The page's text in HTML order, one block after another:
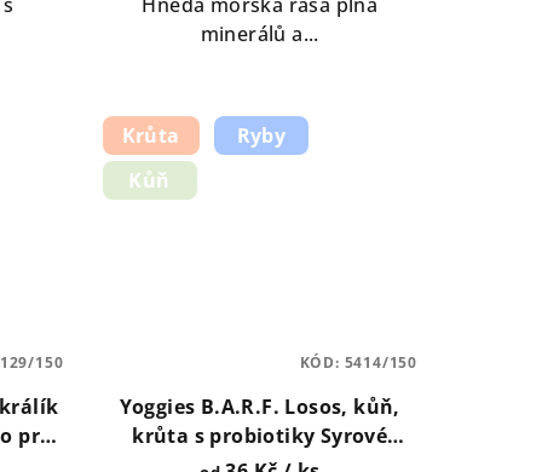
5
minerálů a...
králík
pro
150
Krůta
Ryby
Kůň
Yoggies B.A.R.F. Losos, kůň,
krůta s probiotiky Syrové
maso pro psy 150g, 700g,
KÓD: 5414/150